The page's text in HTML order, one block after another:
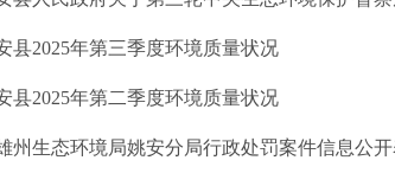
县2025年第三季度环境质量状况
县2025年第二季度环境质量状况
州生态环境局姚安分局行政处罚案件信息公开